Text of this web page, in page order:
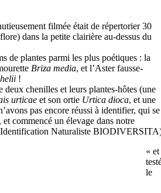
filmée était de répertorier 30
dans la petite clairière au-dessus du
de plantes parmi les plus poétiques : la
Briza media, et l’Aster fausse-
!
deux chenilles et leurs plantes-hôtes (une
urticaeet son ortie Urtica dioca, et une
pas encore réussi à identifier, qui se
commencé un élevage dans notre
Naturaliste
« et
le